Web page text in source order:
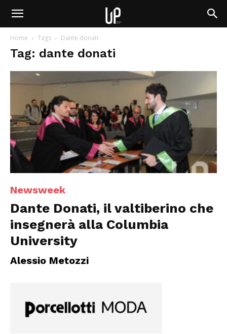
Home Tags Dante donati
Tag: dante donati
Newsweek
Dante Donati, il valtiberino che
insegnerà alla Columbia
University
Alessio Metozzi